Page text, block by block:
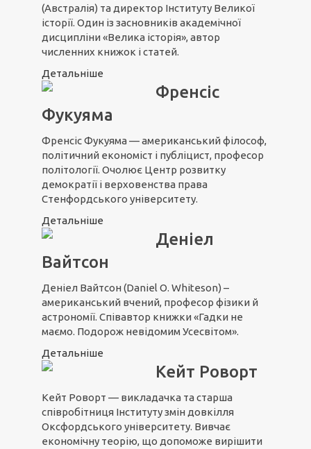
(Австралія) та директор Інституту Великої
історії. Один із засновників академічної
дисципліни «Велика історія», автор
численних книжок і статей.
Детальніше
Френсіс
Фукуяма
Френсіс Фукуяма — американський філософ,
політичний економіст і публіцист, професор
політології. Очолює Центр розвитку
демократії і верховенства права
Стенфордського університету.
Детальніше
Деніел
Вайтсон
Деніел Вайтсон (Daniel O. Whiteson) –
американський вчений, професор фізики й
астрономії. Співавтор книжки «Гадки не
маємо. Подорож невідомим Усесвітом».
Детальніше
Кейт Роворт
Кейт Роворт — викладачка та старша
співробітниця Інституту змін довкілля
Оксфордського університету. Вивчає
економічну теорію, що допоможе вирішити